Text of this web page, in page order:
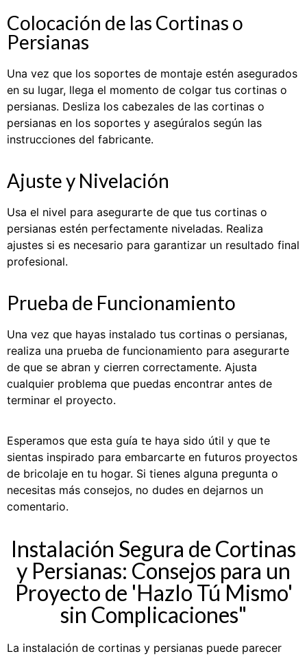
Colocación de las Cortinas o
Persianas
Una vez que los soportes de montaje estén asegurados
en su lugar, llega el momento de colgar tus cortinas o
persianas. Desliza los cabezales de las cortinas o
persianas en los soportes y asegúralos según las
instrucciones del fabricante.
Ajuste y Nivelación
Usa el nivel para asegurarte de que tus cortinas o
persianas estén perfectamente niveladas. Realiza
ajustes si es necesario para garantizar un resultado final
profesional.
Prueba de Funcionamiento
Una vez que hayas instalado tus cortinas o persianas,
realiza una prueba de funcionamiento para asegurarte
de que se abran y cierren correctamente. Ajusta
cualquier problema que puedas encontrar antes de
terminar el proyecto.
Esperamos que esta guía te haya sido útil y que te
sientas inspirado para embarcarte en futuros proyectos
de bricolaje en tu hogar. Si tienes alguna pregunta o
necesitas más consejos, no dudes en dejarnos un
comentario.
Instalación Segura de Cortinas
y Persianas: Consejos para un
Proyecto de 'Hazlo Tú Mismo'
sin Complicaciones"
La instalación de cortinas y persianas puede parecer